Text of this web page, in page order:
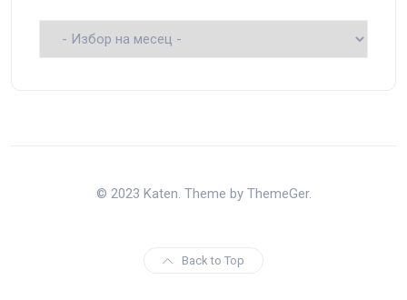
Склад
© 2023 Katen. Theme by ThemeGer.
Back to Top